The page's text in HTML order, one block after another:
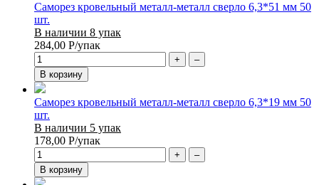
Саморез кровельный металл-металл сверло 6,3*51 мм 50
шт.
В наличии 8 упак
284,00 Р/упак
+
–
В корзину
Саморез кровельный металл-металл сверло 6,3*19 мм 50
шт.
В наличии 5 упак
178,00 Р/упак
+
–
В корзину